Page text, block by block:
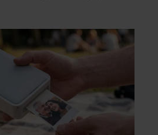
roept een stortvloed aan
Daar begon hun leven
Lola geboren.